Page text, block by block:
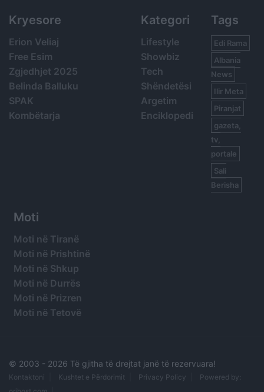
Kryesore
Erion Veliaj
Free Esim
Zgjedhjet 2025
Belinda Balluku
SPAK
Kombëtarja
Kategori
Lifestyle
Showbiz
Tech
Shëndetësi
Argetim
Enciklopedi
Tags
Edi Rama
Albania
News
Ilir Meta
Piranjat
gazeta,
tv,
portale
Sali
Berisha
Moti
Moti në Tiranë
Moti në Prishtinë
Moti në Shkup
Moti në Durrës
Moti në Prizren
Moti në Tetovë
© 2003 - 2026 Të gjitha të drejtat janë të rezervuara!
Kontaktoni Kushtet e Përdorimit Privacy Policy
Powered by: